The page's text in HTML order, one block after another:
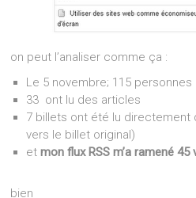
on peut l’analiser comme ça :
Le 5 novembre; 115
33 ont lu des articles
7 billets ont été lu directement
vers le billet original)
etmon flux RSS m’a ramené 45
bien